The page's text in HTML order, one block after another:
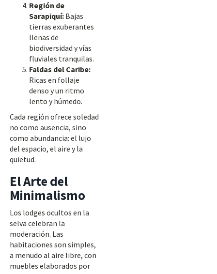
Región de
Sarapiquí: Bajas
tierras exuberantes
llenas de
biodiversidad y vías
fluviales tranquilas.
Faldas del Caribe:
Ricas en follaje
denso y un ritmo
lento y húmedo.
Cada región ofrece soledad
no como ausencia, sino
como abundancia: el lujo
del espacio, el aire y la
quietud.
El Arte del
Minimalismo
Los lodges ocultos en la
selva celebran la
moderación. Las
habitaciones son simples,
a menudo al aire libre, con
muebles elaborados por